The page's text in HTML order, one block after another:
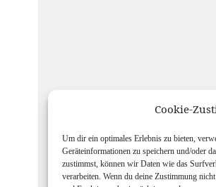
Cookie-
Um dir ein optimales Erlebnis zu bieten,
Geräteinformationen zu speichern und/oder
zustimmst, können wir Daten wie das
verarbeiten. Wenn du deine Zustimmung